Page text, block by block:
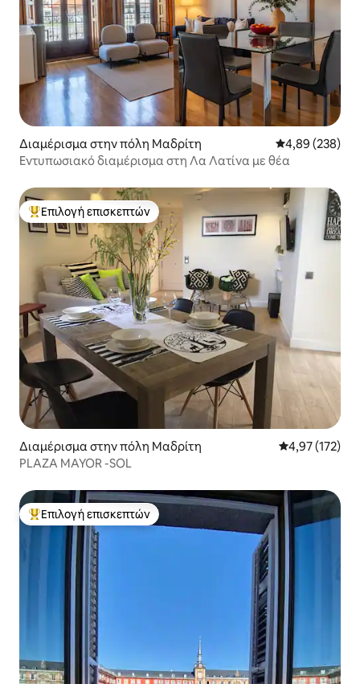
Διαμέρισμα στην πόλη Μαδρίτη Μέση
4,89 (238)
Εντυπωσιακό διαμέρισμα στη Λα Λατίνα με θέα
Κορυφαία επιλογή επισκεπτών
Επιλογή επισκεπτών
Διαμέρισμα στην πόλη Μαδρίτη Μέση
4,97 (172)
PLAZA MAYOR -SOL
Κορυφαία επιλογή επισκεπτών
Επιλογή επισκεπτών